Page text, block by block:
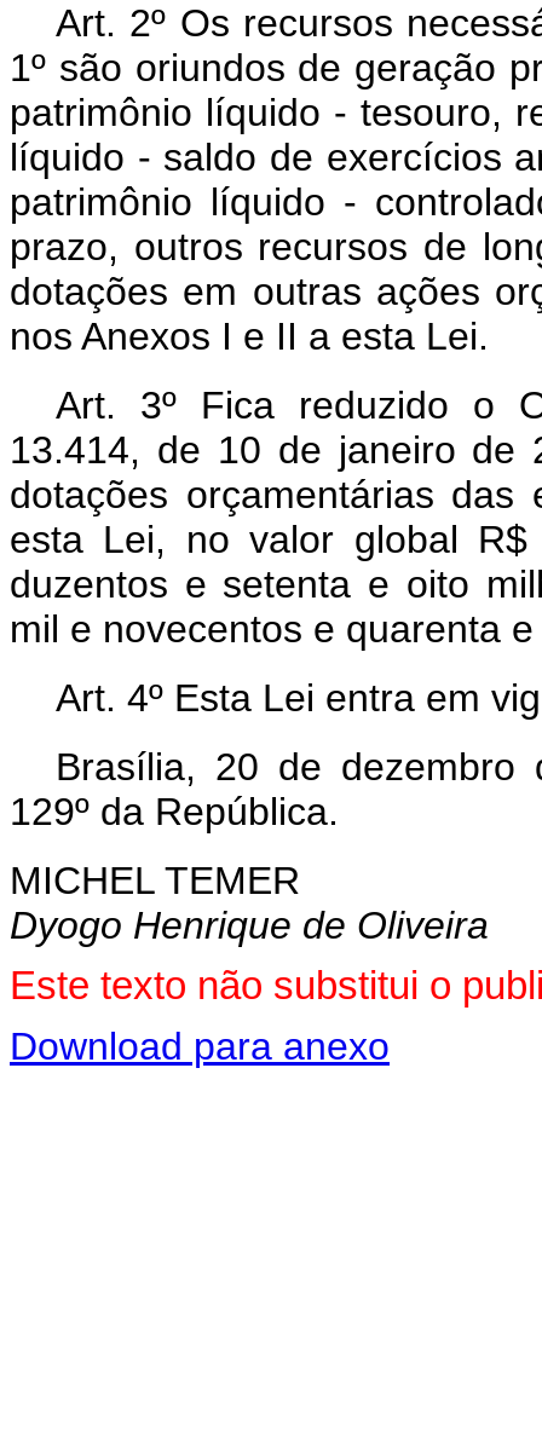
Art. 2º Os recursos
1º são oriundos de geração
patrimônio líquido - tesouro,
líquido - saldo de exercícios
patrimônio líquido -
prazo, outros recursos de
dotações em outras ações
nos Anexos I e II a esta Lei.
Art. 3º Fica reduzido o
13.414, de 10 de janeiro de
dotações orçamentárias
esta Lei, no valor global R$
duzentos e setenta e oito
mil e novecentos e quarenta
Art. 4º Esta Lei entra em
Brasília, 20 de dezembro
129º da República.
MICHEL TEMER
Dyogo Henrique de Oliveira
Este texto não substitui o
Download para anexo